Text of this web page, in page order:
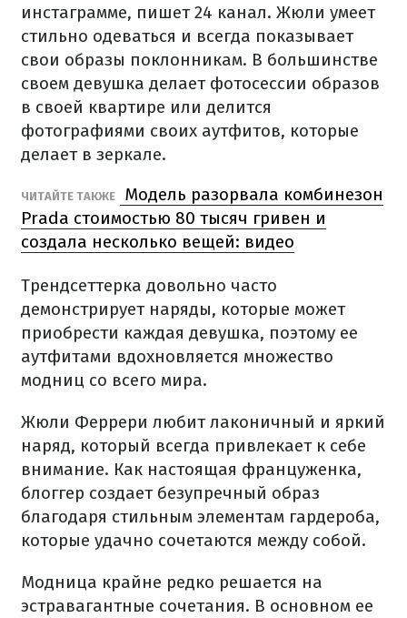
инстаграмме, пишет 24 канал. Жюли умеет
стильно одеваться и всегда показывает
свои образы поклонникам. В большинстве
своем девушка делает фотосессии образов
в своей квартире или делится
фотографиями своих аутфитов, которые
делает в зеркале.
ЧИТАЙТЕ ТАКЖЕ
Модель разорвала комбинезон
Prada стоимостью 80 тысяч гривен и
создала несколько вещей: видео
Трендсеттерка довольно часто
демонстрирует наряды, которые может
приобрести каждая девушка, поэтому ее
аутфитами вдохновляется множество
модниц со всего мира.
Жюли Феррери любит лаконичный и яркий
наряд, который всегда привлекает к себе
внимание. Как настоящая француженка,
блоггер создает безупречный образ
благодаря стильным элементам гардероба,
которые удачно сочетаются между собой.
Модница крайне редко решается на
эстравагантные сочетания. В основном ее